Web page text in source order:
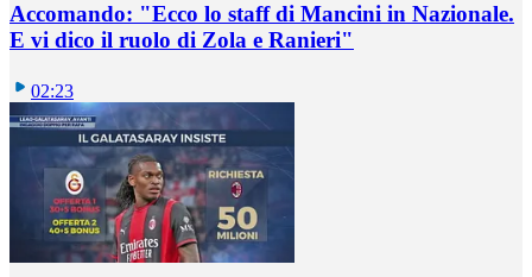
Accomando: "Ecco lo staff di Mancini in Nazionale.
E vi dico il ruolo di Zola e Ranieri"
02:23